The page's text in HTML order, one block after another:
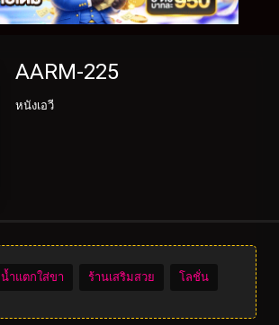
AARM-225
หนังเอวี
น้ำแตกใส่ขา ร้านเสริมสวย โลชั่น